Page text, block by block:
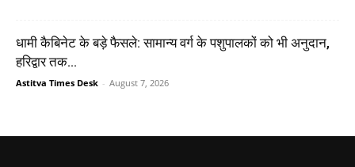
धामी कैबिनेट के बड़े फैसले: सामान्य वर्ग के पशुपालकों को भी अनुदान,
हरिद्वार तक...
Astitva Times Desk - August 7, 2026